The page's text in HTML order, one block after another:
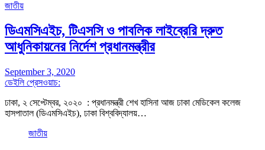
জাতীয়
ডিএমসিএইচ, টিএসসি ও পাবলিক লাইব্রেরি দ্রুত
আধুনিকায়নের নির্দেশ প্রধানমন্ত্রীর
September 3, 2020
ডেইলি প্রেসওয়াচ:
ঢাকা, ২ সেপ্টেম্বর, ২০২০ : প্রধানমন্ত্রী শেখ হাসিনা আজ ঢাকা মেডিকেল কলেজ
হাসপাতাল (ডিএমসিএইচ), ঢাকা বিশ্ববিদ্যালয়…
জাতীয়